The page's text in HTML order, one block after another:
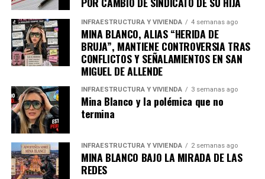
transparente, las acciones de Monreal representan un
retroceso y una traición a los ideales democráticos. Es
fundamental que las autoridades competentes
investiguen estas denuncias a fondo y tomen las
medidas necesarias para garantizar que las elecciones se
lleven a cabo de manera justa y equitativa, preservando
así la confianza y la esperanza de los ciudadanos en un
futuro mejor.
Fuente:Industrias México
admin
INFRAESTRUCTURA Y VIVIENDA 4 semanas ago
MINA BLANCO, ALIAS “HERIDA DE
BRUJA”, MANTIENE CONTROVERSIA TRAS
CONFLICTOS Y SEÑALAMIENTOS EN SAN
MIGUEL DE ALLENDE
INFRAESTRUCTURA Y VIVIENDA 3 semanas ago
Mina Blanco y la polémica que no
termina
INFRAESTRUCTURA Y VIVIENDA 2 semanas ago
MINA BLANCO BAJO LA MIRADA DE LAS
REDES